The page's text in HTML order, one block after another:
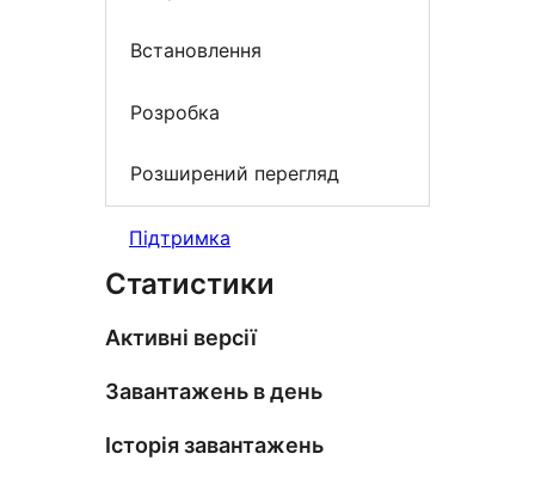
Встановлення
Розробка
Розширений перегляд
Підтримка
Статистики
Активні версії
Завантажень в день
Історія завантажень